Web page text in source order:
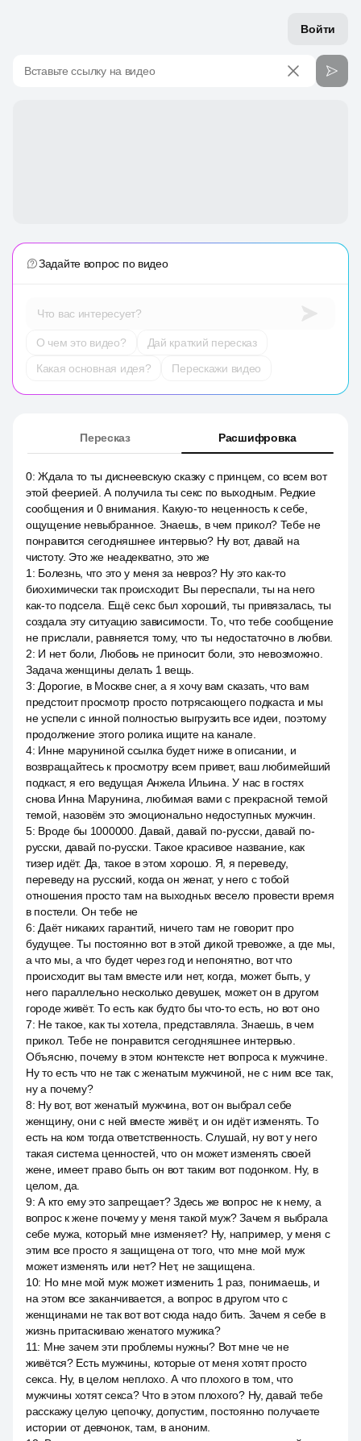
Войти
Вставьте ссылку на видео
Задайте вопрос по видео
Что вас интересует?
О чем это видео?
Дай краткий пересказ
Какая основная идея?
Перескажи видео
Пересказ Расшифровка
0:Ждала то ты диснеевскую сказку с принцем, со всем вот
этой феерией. А получила ты секс по выходным. Редкие
сообщения и 0 внимания. Какую-то неценность к себе,
ощущение невыбранное. Знаешь, в чем прикол? Тебе не
понравится сегодняшнее интервью? Ну вот, давай на
чистоту. Это же неадекватно, это же
1 : Болезнь, что это у меня за невроз? Ну это как-то
биохимически так происходит. Вы переспали, ты на него
как-то подсела. Ещё секс был хороший, ты привязалась, ты
создала эту ситуацию зависимости. То, что тебе сообщение
не прислали, равняется тому, что ты недостаточно в любви.
2: И нет боли, Любовь не приносит боли, это невозможно.
Задача женщины делать 1 вещь.
3: Дорогие, в Москве снег, а я хочу вам сказать, что вам
предстоит просмотр просто потрясающего подкаста и мы
не успели с инной полностью выгрузить все идеи, поэтому
продолжение этого ролика ищите на канале.
4: Инне маруниной ссылка будет ниже в описании, и
возвращайтесь к просмотру всем привет, ваш любимейший
подкаст, я его ведущая Анжела Ильина. У нас в гостях
снова Инна Марунина, любимая вами с прекрасной темой
темой, назовём это эмоционально недоступных мужчин.
5: Вроде бы 1000000. Давай, давай по-русски, давай по-
русски, давай по-русски. Такое красивое название, как
тизер идёт. Да, такое в этом хорошо. Я, я переведу,
переведу на русский, когда он женат, у него с тобой
отношения просто там на выходных весело провести время
в постели. Он тебе не
6: Даёт никаких гарантий, ничего там не говорит про
будущее. Ты постоянно вот в этой дикой тревожке, а где мы,
а что мы, а что будет через год и непонятно, вот что
происходит вы там вместе или нет, когда, может быть, у
него параллельно несколько девушек, может он в другом
городе живёт. То есть как будто бы что-то есть, но вот оно
7: Не такое, как ты хотела, представляла. Знаешь, в чем
прикол. Тебе не понравится сегодняшнее интервью.
Объясню, почему в этом контексте нет вопроса к мужчине.
Ну то есть что не так с женатым мужчиной, не с ним все так,
ну а почему?
8: Ну вот, вот женатый мужчина, вот он выбрал себе
женщину, они с ней вместе живёт, и он идёт изменять. То
есть на ком тогда ответственность. Слушай, ну вот у него
такая система ценностей, что он может изменять своей
жене, имеет право быть он вот таким вот подонком. Ну, в
целом, да.
9:А кто ему это запрещает? Здесь же вопрос не к нему, а
вопрос к жене почему у меня такой муж? Зачем я выбрала
себе мужа, который мне изменяет? Ну, например, у меня с
этим все просто я защищена от того, что мне мой муж
может изменять или нет? Нет, не защищена.
10: Но мне мой муж может изменить 1 раз, понимаешь, и
на этом все заканчивается, а вопрос в другом что с
женщинами не так вот вот сюда надо бить. Зачем я себе в
жизнь притаскиваю женатого мужика?
11: Мне зачем эти проблемы нужны? Вот мне че не
живётся? Есть мужчины, которые от меня хотят просто
секса. Ну, в целом неплохо. А что плохого в том, что
мужчины хотят секса? Что в этом плохого? Ну, давай тебе
расскажу целую цепочку, допустим, постоянно получаете
истории от девчонок, там, в аноним.